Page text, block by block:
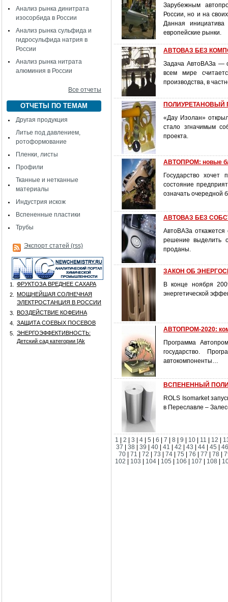
Анализ рынка динитрата
изосорбида в России
Анализ рынка сульфида и
гидросульфида натрия в
России
Анализ рынка нитрата
алюминия в России
Все отчеты
ОТЧЕТЫ ПО ТЕМАМ
Другая продукция
Литье под давлением,
ротоформование
Пленки, листы
Профили
Тканные и нетканные
материалы
Индустрия искож
Вспененные пластики
Трубы
Экспорт статей (rss)
1.
ФРУКТОЗА ВРЕДНЕЕ САХАРА
2.
МОЩНЕЙШАЯ СОЛНЕЧНАЯ
ЭЛЕКТРОСТАНЦИЯ В РОССИИ
3.
ВОЗДЕЙСТВИЕ КОФЕИНА
4.
ЗАЩИТА СОЕВЫХ ПОСЕВОВ
5.
ЭНЕРГОЭФФЕКТИВНОСТЬ:
Детский сад категории [Аk
Зарубежным
России, но и на
Данная
европейские рынки.
АВТОВАЗ БЕЗ
Задача АвтоВАЗа —
всем мире
производства, в
ПОЛИУРЕТАНОВЫЙ
«Дау Изолан»
стало згначимым
проекта.
АВТОПРОМ: новые
Государство хочет
состояние
означать очередной
АВТОВАЗ БЕЗ
АвтоВАЗа откажется
решение выделить
проданы.
ЗАКОН ОБ
В конце ноября
энергетической
АВТОПРОМ-2020:
Программа
государство.
автокомпоненты…
ВСПЕНЕННЫЙ
ROLS Isomarket
в Переславле –
1 2 3 4 5 6 7 8 9 10 11 12
37
|38 |39 |40 |41 |42 |43 |44 |45 |
70
71 72 73 74 75 76 77 78
102
103 104 105 106 107 108